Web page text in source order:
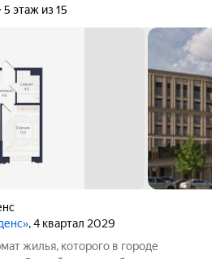
5 этаж из 15
, 4 квартал 2029
жилья, которого в городе